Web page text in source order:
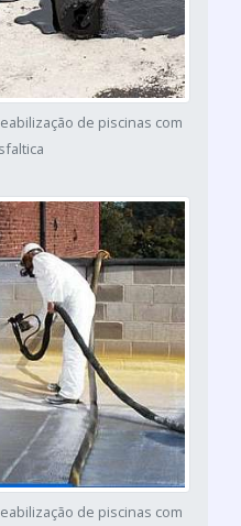
de piscinas com
de piscinas com